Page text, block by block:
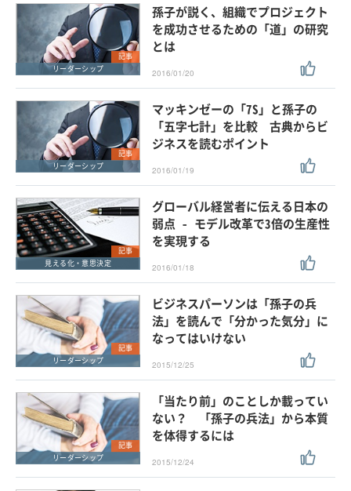
記事
リーダーシップ
孫子が説く、組織でプロジェクト
を成功させるための「道」の研究
とは
2016/01/20
記事
リーダーシップ
マッキンゼーの「7S」と孫子の
「五字七計」を比較 古典からビ
ジネスを読むポイント
2016/01/19
記事
見える化・意思決定
グローバル経営者に伝える日本の
弱点 - モデル改革で3倍の生産性
を実現する
2016/01/18
記事
リーダーシップ
ビジネスパーソンは「孫子の兵
法」を読んで「分かった気分」に
なってはいけない
2015/12/25
記事
リーダーシップ
「当たり前」のことしか載ってい
ない？ 「孫子の兵法」から本質
を体得するには
2015/12/24